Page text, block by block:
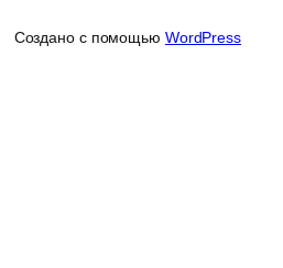
Создано с помощью WordPress